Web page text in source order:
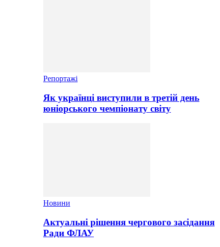
Репортажі
Як українці виступили в третій день
юніорського чемпіонату світу
Новини
Актуальні рішення чергового засідання
Ради ФЛАУ